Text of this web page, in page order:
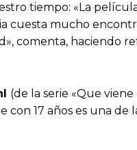
tiempo: «La
mucho
comenta, haciendo
(de la serie «Que
con 17 años es una